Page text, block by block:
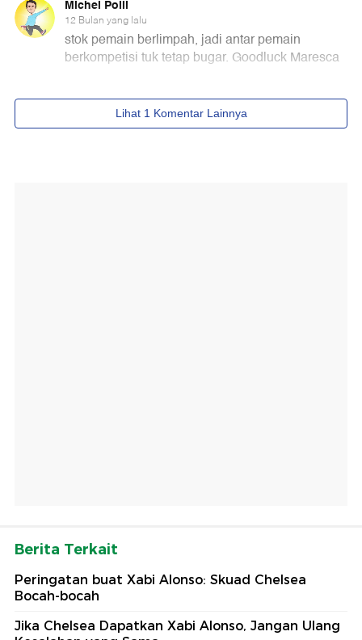
Berita Terkait
Peringatan buat Xabi Alonso: Skuad Chelsea
Bocah-bocah
Jika Chelsea Dapatkan Xabi Alonso, Jangan Ulang